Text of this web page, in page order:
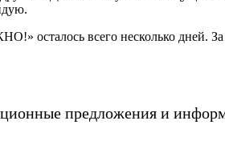
всего несколько дней. За
предложения и